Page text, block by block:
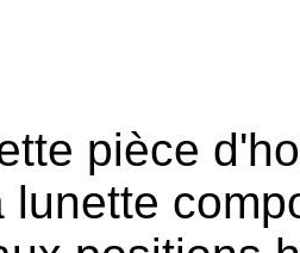
pièce
lunette